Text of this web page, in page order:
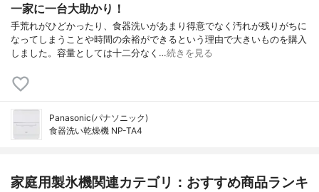
一家に一台大助かり！
手荒れがひどかったり、食器洗いがあまり得意でなく汚れが残りがちに
なってしまうことや時間の余裕ができるという理由で大きいものを購入
しました。容量としては十二分なく…続きを見る
Panasonic(パナソニック)
食器洗い乾燥機 NP-TA4
家庭用製氷機関連カテゴリ：おすすめ商品ランキ